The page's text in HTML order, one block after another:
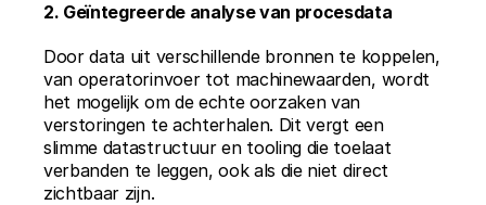
2. Geïntegreerde analyse van procesdata
Door data uit verschillende bronnen te koppelen,
van operatorinvoer tot machinewaarden, wordt
het mogelijk om de echte oorzaken van
verstoringen te achterhalen. Dit vergt een
slimme datastructuur en tooling die toelaat
verbanden te leggen, ook als die niet direct
zichtbaar zijn.